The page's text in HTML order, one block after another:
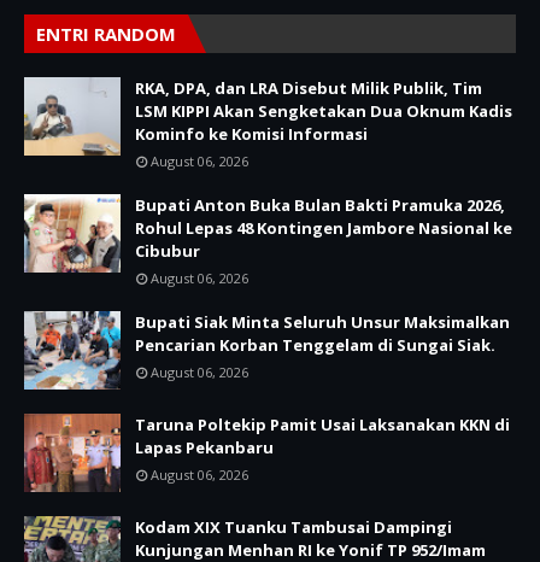
ENTRI RANDOM
RKA, DPA, dan LRA Disebut Milik Publik, Tim
LSM KIPPI Akan Sengketakan Dua Oknum Kadis
Kominfo ke Komisi Informasi
August 06, 2026
Bupati Anton Buka Bulan Bakti Pramuka 2026,
Rohul Lepas 48 Kontingen Jambore Nasional ke
Cibubur
August 06, 2026
Bupati Siak Minta Seluruh Unsur Maksimalkan
Pencarian Korban Tenggelam di Sungai Siak.
August 06, 2026
Taruna Poltekip Pamit Usai Laksanakan KKN di
Lapas Pekanbaru
August 06, 2026
Kodam XIX Tuanku Tambusai Dampingi
Kunjungan Menhan RI ke Yonif TP 952/Imam